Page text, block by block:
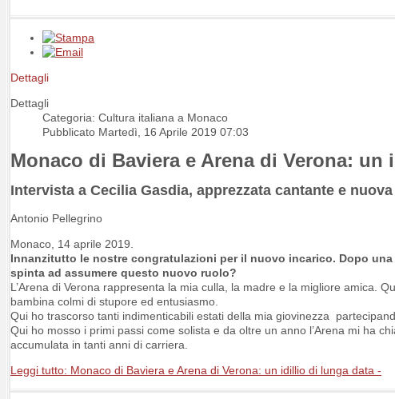
Dettagli
Dettagli
Categoria: Cultura italiana a Monaco
Pubblicato Martedì, 16 Aprile 2019 07:03
Monaco di Baviera e Arena di Verona:
Intervista a Cecilia Gasdia, apprezzata cantante e
Antonio Pellegrino
Monaco, 14 aprile 2019.
Innanzitutto le nostre congratulazioni per il nuovo incarico. Dopo
spinta ad assumere questo nuovo ruolo?
L’Arena di Verona rappresenta la mia culla, la madre e la migliore amica.
bambina colmi di stupore ed entusiasmo.
Qui ho trascorso tanti indimenticabili estati della mia giovinezza
Qui ho mosso i primi passi come solista e da oltre un anno l’Arena mi ha
accumulata in tanti anni di carriera.
Leggi tutto: Monaco di Baviera e Arena di Verona: un idillio di lunga data -